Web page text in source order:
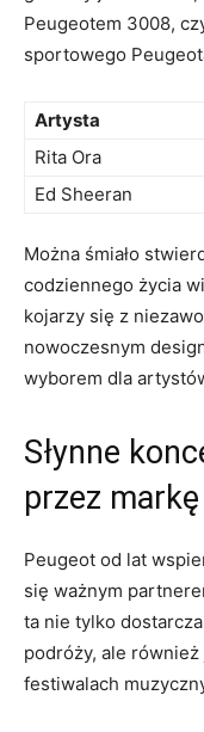
Peugeotem 3008,
sportowego
Artysta
Rita Ora
Ed Sheeran
Można śmiało
codziennego życia
kojarzy się z
nowoczesnym
wyborem dla
Słynne
przez
Peugeot od lat
się ważnym
ta nie tylko
⁣podróży, ale
festiwalach